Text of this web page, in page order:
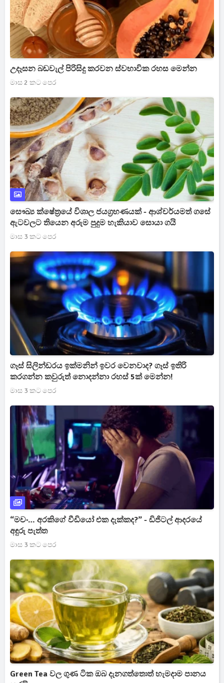
උදෑසන බඩවැල් පිරිසිදු කරවන ස්වභාවික රහස මෙන්න
මාස 2 කට පෙර
සෞඛ්‍ය ක්ෂේත්‍රයේ විශාල ජයග්‍රහණයක් - ආශ්චර්යමත් ගසේ
ඇටවලට තියෙන අරුම පුදුම හැකියාව සොයා ගයි
මාස 3 කට පෙර
ගෑස් සිලින්ඩරය ඉක්මනින් ඉවර වෙනවාද? ගෑස් ඉතිරි
කරගන්න කවුරුත් නොදන්නා රහස් 5ක් මෙන්න!
මාස 3 කට පෙර
“මචං… අරකිගේ වීඩියෝ එක දැක්කද?” - ඩිජිටල් ආදරයේ
අඳුරු පැත්ත
මාස 3 කට පෙර
Green Tea වල ගුණ ටික ඔබ දැනගත්තොත් හැමදාම පානය